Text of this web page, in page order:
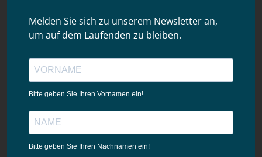
Melden Sie sich zu unserem Newsletter an,
um auf dem Laufenden zu bleiben.
Bitte geben Sie Ihren Vornamen ein!
Bitte geben Sie Ihren Nachnamen ein!